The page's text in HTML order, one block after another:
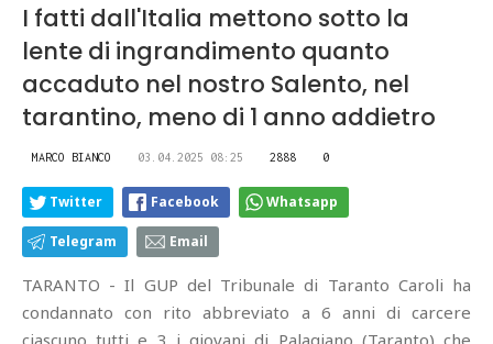
I fatti dall'Italia mettono sotto la
lente di ingrandimento quanto
accaduto nel nostro Salento, nel
tarantino, meno di 1 anno addietro
MARCO BIANCO 03.04.2025 08:25 2888 0
Twitter Facebook Whatsapp
Telegram Email
TARANTO - Il GUP del Tribunale di Taranto Caroli ha
condannato con rito abbreviato a 6 anni di carcere
ciascuno tutti e 3 i giovani di Palagiano (Taranto) che